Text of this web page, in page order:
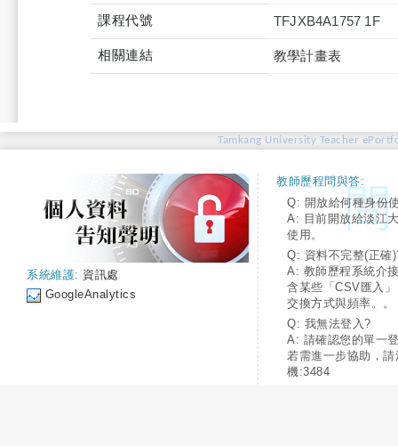
課程代號 TFJXB4A1757 1F
相關連結 教學計畫表
Tamkang University Teacher
系統維護: 資訊處
GoogleAnalytics
教師歷程問與答:
Q: 開放給何種身份
A: 目前開放給淡江
使用。
Q: 資料不完整(正確
A: 教師歷程系統介
含某些「CSV匯入
交換方式與頻率。。
Q: 我無法登入?
A: 請確認您的單一
若需進一步協助，
機:3484